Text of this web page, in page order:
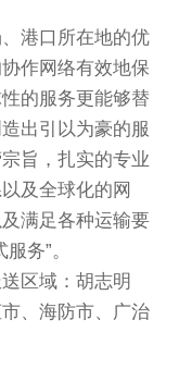
港口所在地的优
作网络有效地保
的服务更能够替
出引以为豪的服
旨，扎实的专业
及全球化的网
满足各种运输要
务”。
区域：胡志明
、海防市、广治